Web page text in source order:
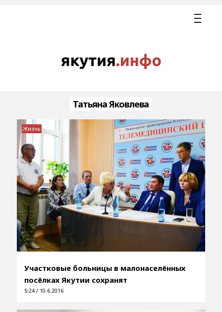
Татьяна Яковлева
Участковые больницы в малонаселённых
посёлках Якутии сохранят
5:24 / 10.6.2016
Жизнь